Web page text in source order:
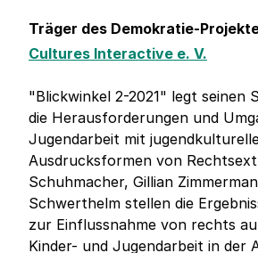
Träger des Demokratie-
Cultures Interactive e. V.
"Blickwinkel 2-2021" legt seinen
die Herausforderungen und
Jugendarbeit mit
Ausdrucksformen von
Schuhmacher, Gillian
Schwerthelm stellen die
zur Einflussnahme von rechts
Kinder- und Jugendarbeit in der